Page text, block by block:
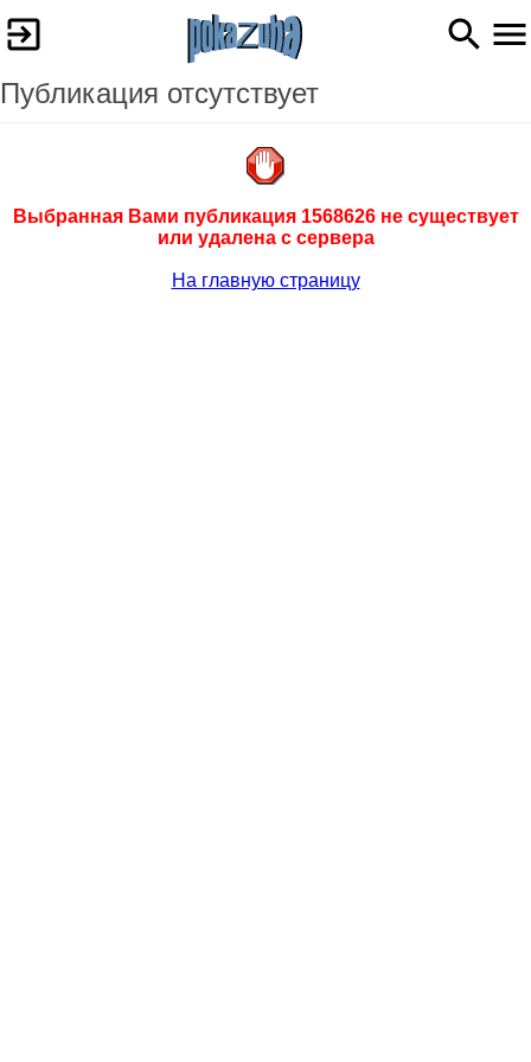
Публикация отсутствует
Выбранная Вами публикация 1568626 не существует
или удалена с сервера
На главную страницу